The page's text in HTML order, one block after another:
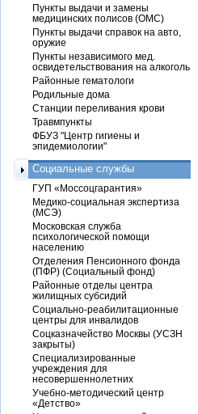
Пункты выдачи и замены
медицинских полисов (ОМС)
Пункты выдачи справок на авто,
оружие
Пункты независимого мед.
освидетельствования на алкоголь
Районные гематологи
Родильные дома
Станции переливания крови
Травмпункты
ФБУЗ "Центр гигиены и
эпидемиологии"
Социальные службы
ГУП «Моссоцгарантия»
Медико-социальная экспертиза
(МСЭ)
Московская служба
психологической помощи
населению
Отделения Пенсионного фонда
(ПФР) (Социальный фонд)
Районные отделы центра
жилищных субсидий
Социально-реабилитационные
центры для инвалидов
Соцказначейство Москвы (УСЗН
закрыты)
Специализированные
учреждения для
несовершеннолетних
Учебно-методический центр
«Детство»